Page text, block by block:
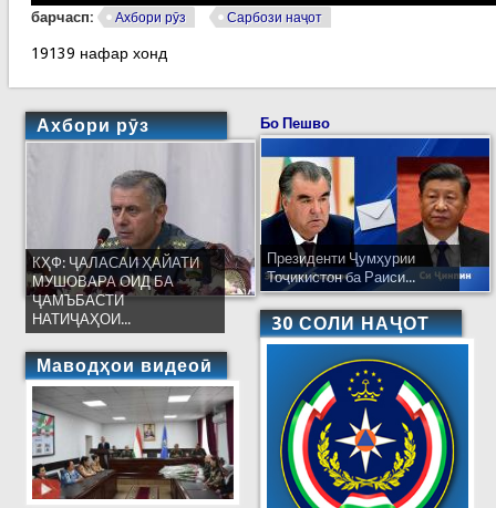
барчасп: Ахбори рӯз Сарбози наҷот
19139 нафар хонд
Ахбори рӯз
КҲФ: ҶАЛАСАИ ҲАЙАТИ
МУШОВАРА ОИД БА
ҶАМЪБАСТИ
НАТИҶАҲОИ...
Маводҳои видеоӣ
Бо Пешво
Президенти Ҷумҳурии
Тоҷикистон ба Раиси...
30 СОЛИ НАҶОТ